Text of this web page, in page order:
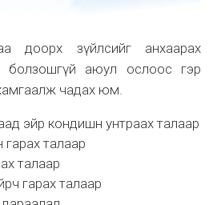
доорх зүйлсийг анхаарах
болзошгүй аюул ослоос гэр
хамгаалж чадах юм.
эйр кондишн унтраах талаар
гарах талаар
талаар
гарах талаар